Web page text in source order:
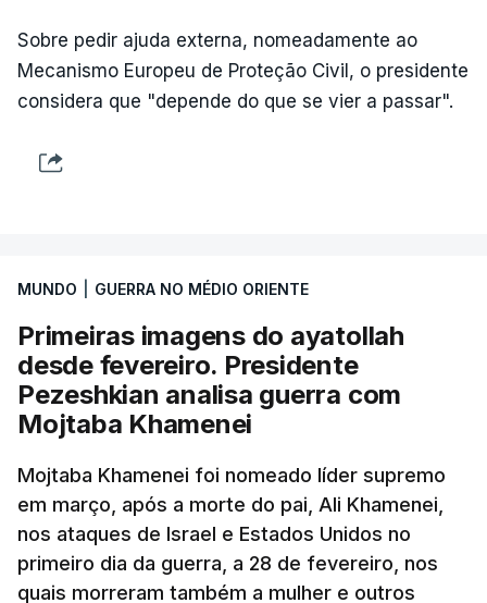
Sobre pedir ajuda externa, nomeadamente ao
Mecanismo Europeu de Proteção Civil, o presidente
considera que "depende do que se vier a passar".
MUNDO GUERRA NO MÉDIO ORIENTE
Primeiras imagens do ayatollah
desde fevereiro. Presidente
Pezeshkian analisa guerra com
Mojtaba Khamenei
Mojtaba Khamenei foi nomeado líder supremo
em março, após a morte do pai, Ali Khamenei,
nos ataques de Israel e Estados Unidos no
primeiro dia da guerra, a 28 de fevereiro, nos
quais morreram também a mulher e outros